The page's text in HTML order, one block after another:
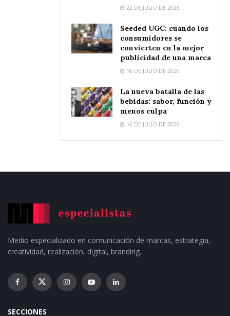
22 DE JULIO DE 2026
Seeded UGC: cuando los
consumidores se
convierten en la mejor
publicidad de una marca
16 DE JULIO DE 2026
La nueva batalla de las
bebidas: sabor, función y
menos culpa
16 DE JULIO DE 2026
Medio especializado en comunicación de marcas, estrategia,
creatividad, realización, digital, branding.
SECCIONES